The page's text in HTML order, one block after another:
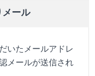
ール
いたメールアドレ
メールが送信され